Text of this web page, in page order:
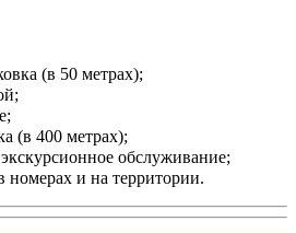
(в 50 метрах);
(в 400 метрах);
обслуживание;
номерах и на территории.